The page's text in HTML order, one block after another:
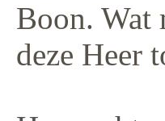
Boon. Wat
deze Heer